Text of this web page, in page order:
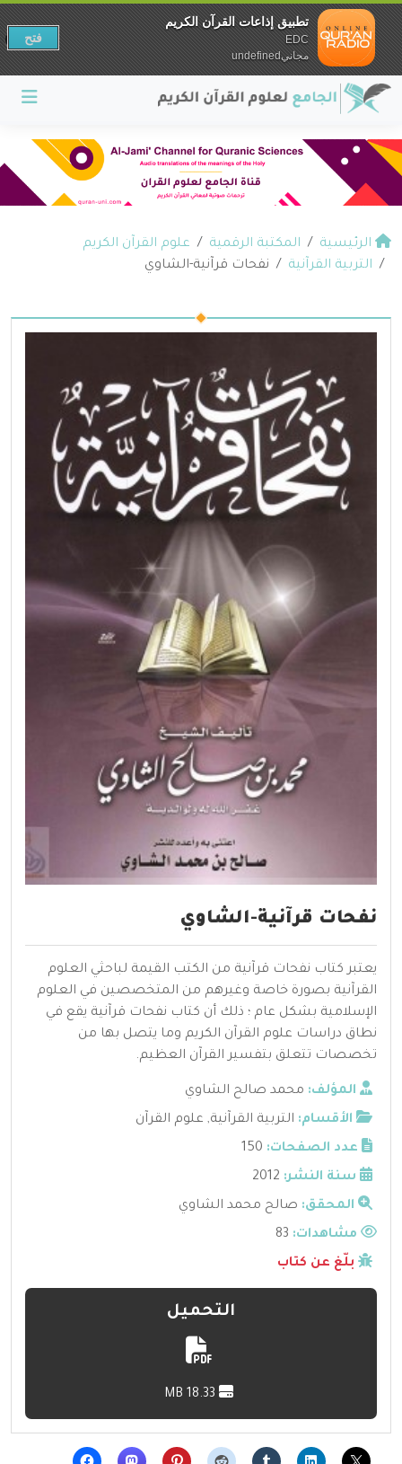
الرئيسية المكتبة الرقمية
علوم القرآن الكريم
التربية القرآنية
نفحات قرآنية-الشاوي
نفحات قرآنية-الشاوي
يعتبر كتاب نفحات قرآنية من الكتب القيمة لباحثي العلوم
القرآنية بصورة خاصة وغيرهم من المتخصصين في العلوم
الإسلامية بشكل عام ؛ ذلك أن كتاب نفحات قرآنية يقع في
نطاق دراسات علوم القرآن الكريم وما يتصل بها من
تخصصات تتعلق بتفسير القرآن العظيم.
المؤلف: محمد صالح الشاوي
الأقسام: التربية القرآنية, علوم القرآن
عدد الصفحات: 150
سنة النشر: 2012
المحقق: صالح محمد الشاوي
مشاهدات:
بلّغ عن كتاب
التحميل
تطبيق إذاعات القرآن الكريم
EDC
مجانيundefined
فتح